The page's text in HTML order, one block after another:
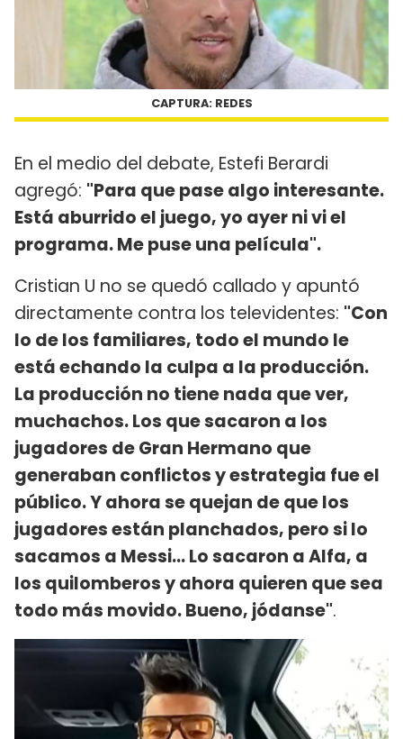
CAPTURA: REDES
En el medio del debate, Estefi Berardi
agregó: "Para que pase algo interesante.
Está aburrido el juego, yo ayer ni vi el
programa. Me puse una película".
Cristian U no se quedó callado y apuntó
directamente contra los televidentes: "Con
lo de los familiares, todo el mundo le
está echando la culpa a la producción.
La producción no tiene nada que ver,
muchachos. Los que sacaron a los
jugadores de Gran Hermano que
generaban conflictos y estrategia fue el
público. Y ahora se quejan de que los
jugadores están planchados, pero si lo
sacamos a Messi... Lo sacaron a Alfa, a
los quilomberos y ahora quieren que sea
todo más movido. Bueno, jódanse".